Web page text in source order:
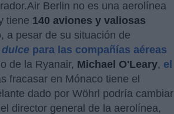
Berlin no es una aerolínea
tiene 140 aviones y valiosas
a pesar de su situación de
para las compañías aéreas
de la Ryanair, Michael O'Leary, el
fracasar en Mónaco tiene el
dado por Wöhrl podría cambiar
director general de la aerolínea,